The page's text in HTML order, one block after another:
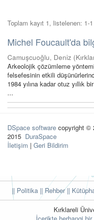
Toplam kayıt 1, listelenen: 1-1
Michel Foucault'da
Camuşcuoğlu, Deniz (
Arkeolojik çözümleme
felsefesinin etkili
1984 yılına kadar otuz yıllık
...
DSpace software copyright ©
2015 DuraSpace
İletişim | Geri Bildirim
|| Politika || Rehber||
Kırklareli